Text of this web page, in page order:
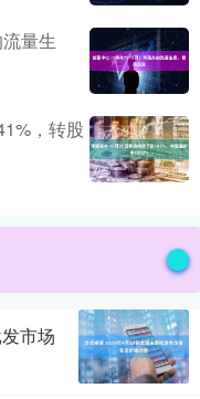
量生
，转股
市场